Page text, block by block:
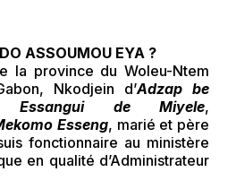
ASSOUMOU EYA ?
la province du Woleu-Ntem
Nkodjein d’Adzap be
Essangui de Miyele,
Esseng, marié et père
fonctionnaire au ministère
en qualité d’Administrateur